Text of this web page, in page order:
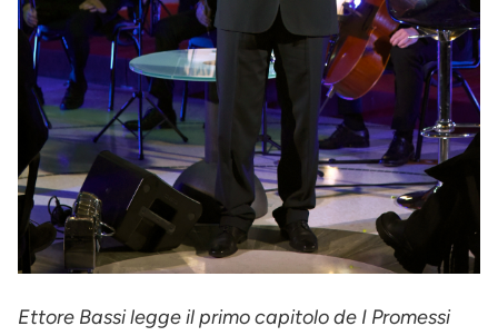
Ettore Bassi legge il primo capitolo de I Promessi